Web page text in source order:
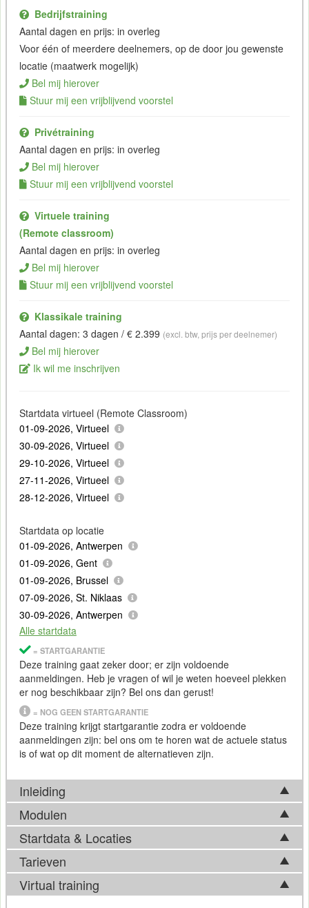
Bedrijfstraining
Aantal dagen en prijs: in overleg
Voor één of meerdere deelnemers, op de door jou gewenste
locatie (maatwerk mogelijk)
Bel mij hierover
Stuur mij een vrijblijvend voorstel
Privétraining
Aantal dagen en prijs: in overleg
Bel mij hierover
Stuur mij een vrijblijvend voorstel
Virtuele training
(Remote classroom)
Aantal dagen en prijs: in overleg
Bel mij hierover
Stuur mij een vrijblijvend voorstel
Klassikale training
Aantal dagen: 3 dagen / € 2.399 (excl. btw, prijs per deelnemer)
Bel mij hierover
Ik wil me inschrijven
Startdata virtueel (Remote Classroom)
01-09-2026, Virtueel
30-09-2026, Virtueel
29-10-2026, Virtueel
27-11-2026, Virtueel
28-12-2026, Virtueel
Startdata op locatie
01-09-2026, Antwerpen
01-09-2026, Gent
01-09-2026, Brussel
07-09-2026, St. Niklaas
30-09-2026, Antwerpen
Alle startdata
= STARTGARANTIE
Deze training gaat zeker door; er zijn voldoende
aanmeldingen. Heb je vragen of wil je weten hoeveel plekken
er nog beschikbaar zijn? Bel ons dan gerust!
= NOG GEEN STARTGARANTIE
Deze training krijgt startgarantie zodra er voldoende
aanmeldingen zijn: bel ons om te horen wat de actuele status
is of wat op dit moment de alternatieven zijn.
Inleiding
Welkom bij de Cursus Database Design
De basis van vrijwel iedere applicatie of moderne website
wordt gevormd door een database. De wijze waarop die
database is opgezet en ingericht bepaalt voor een groot deel
de performance van de applicatie. De betrouwbaarheid van
Modulen
De cursus bestaat uit een viertal modulen die samen drie
lesdagen beslaan. De volgende modulen worden behandeld:
Principes Relationeel Database ontwerp
Data analyse
Startdata & Locaties
Kies uit 5 locatie(s) in België. Ook beschikbaar in
Apeldoorn.
Tarieven
Tarief
Virtual training